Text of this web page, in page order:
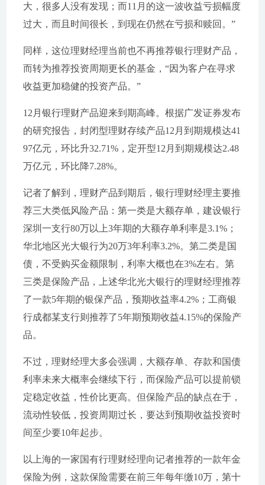
大，很多人没有发现；而11月的这一波收益亏损幅度
过大，而且时间很长，到现在仍然在亏损和赎回。”
同样，这位理财经理当前也不再推荐银行理财产品，
而转为推荐投资周期更长的基金，“因为客户在寻求
收益更加稳健的投资产品。”
12月银行理财产品迎来到期高峰。根据广发证券发布
的研究报告，封闭型理财存续产品12月到期规模达41
97亿元，环比升32.71%，定开型12月到期规模达2.48
万亿元，环比降7.28%。
记者了解到，理财产品到期后，银行理财经理主要推
荐三大类低风险产品：第一类是大额存单，建设银行
深圳一支行80万以上3年期的大额存单利率是3.1%；
华北地区光大银行为20万3年利率3.2%。第二类是国
债，不受购买金额限制，利率大概也在3%左右。第
三类是保险产品，上述华北光大银行的理财经理推荐
了一款5年期的银保产品，预期收益率4.2%；工商银
行成都某支行则推荐了5年期预期收益4.15%的保险产
品。
不过，理财经理大多会强调，大额存单、存款和国债
利率未来大概率会继续下行，而保险产品可以提前锁
定稳定收益，性价比更高。但保险产品的缺点在于，
流动性较低，投资周期过长，要达到预期收益投资时
间至少要10年起步。
以上海的一家国有行理财经理向记者推荐的一款年金
保险为例，这款保险需要在前三年每年缴10万，第十